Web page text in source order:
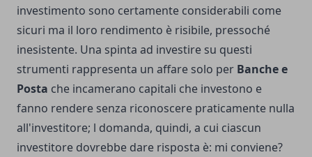
investimento sono certamente considerabili come
sicuri ma il loro rendimento è risibile, pressoché
inesistente. Una spinta ad investire su questi
strumenti rappresenta un affare solo per Banche e
Posta che incamerano capitali che investono e
fanno rendere senza riconoscere praticamente nulla
all'investitore; l domanda, quindi, a cui ciascun
investitore dovrebbe dare risposta è: mi conviene?